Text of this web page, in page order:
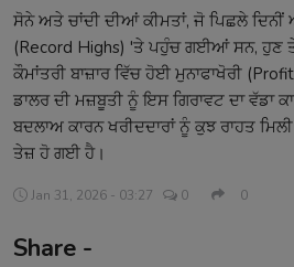
Kitaab Kahani
Gallery
Sponsors
Matrimonial
Event
ਸੋਨੇ ਅਤੇ ਚਾਂਦੀ ਦੀਆਂ ਕੀਮਤਾਂ, ਜੋ ਪਿਛਲੇ
(Record Highs) 'ਤੇ ਪਹੁੰਚ ਗਈਆਂ ਸਨ, ਹੁਣ
ਕੌਮਾਂਤਰੀ ਬਾਜ਼ਾਰ ਵਿੱਚ ਹੋਈ ਮੁਨਾਫਾਖੋਰੀ
ਡਾਲਰ ਦੀ ਮਜ਼ਬੂਤੀ ਨੂੰ ਇਸ ਗਿਰਾਵਟ ਦਾ ਵੱਡਾ
ਬਦਲਾਅ ਕਾਰਨ ਖਰੀਦਦਾਰਾਂ ਨੂੰ ਕੁਝ ਰਾਹਤ
ਤੇਜ਼ ਹੋ ਗਈ ਹੈ।
Jan 31, 2026 - 03:27 0 0
Share -